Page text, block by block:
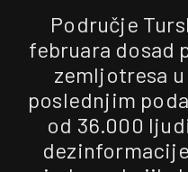
Područje
februara dosad
zemljotresa
poslednjim
od 36.000